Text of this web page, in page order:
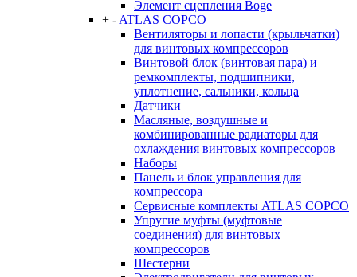
Элемент сцепления Boge
+ - ATLAS COPCO
Вентиляторы и лопасти (крыльчатки)
для винтовых компрессоров
Винтовой блок (винтовая пара) и
ремкомплекты, подшипники,
уплотнение, сальники, кольца
Датчики
Масляные, воздушные и
комбинированные радиаторы для
охлаждения винтовых компрессоров
Наборы
Панель и блок управления для
компрессора
Сервисные комплекты ATLAS COPCO
Упругие муфты (муфтовые
соединения) для винтовых
компрессоров
Шестерни